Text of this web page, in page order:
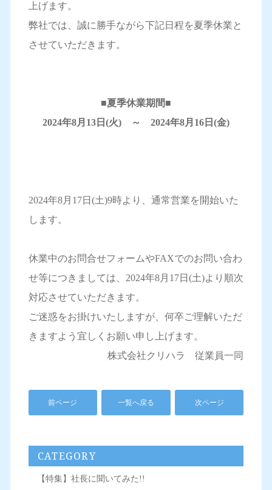
上げます。
弊社では、誠に勝手ながら下記日程を夏季休業と
させていただきます。
■夏季休業期間■
2024年8月13日(火) ～ 2024年8月16日(金)
2024年8月17日(土)9時より、通常営業を開始いた
します。
休業中のお問合せフォームやFAXでのお問い合わ
せ等につきましては、2024年8月17日(土)より順次
対応させていただきます。
ご迷惑をお掛けいたしますが、何卒ご理解いただ
きますよう宜しくお願い申し上げます。
株式会社クリハラ 従業員一同
前ページ 一覧へ戻る 次ページ
CATEGORY
【特集】社長に聞いてみた!!